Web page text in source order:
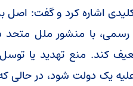
اشاره کرد و گفت: اصل
رسمی، با منشور ملل متحد
کند. منع تهدید یا
یک دولت شود، در حالی